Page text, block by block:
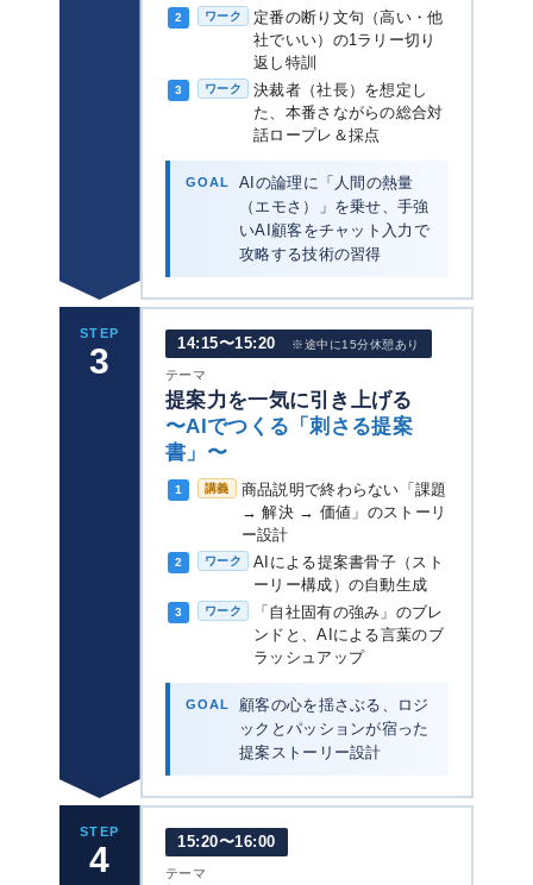
2 ワーク
定番の断り文句（高い・他
社でいい）の1ラリー切り
返し特訓
3 ワーク
決裁者（社長）を想定し
た、本番さながらの総合対
話ロープレ＆採点
GOAL
AIの論理に「人間の熱量
（エモさ）」を乗せ、手強
いAI顧客をチャット入力で
攻略する技術の習得
STEP
3 14:15〜15:20 ※途中に15分休憩あり
テーマ
提案力を一気に引き上げる
〜AIでつくる「刺さる提案
書」〜
1 講義
商品説明で終わらない「課題
→ 解決 → 価値」のストーリ
ー設計
2 ワーク
AIによる提案書骨子（スト
ーリー構成）の自動生成
3 ワーク
「自社固有の強み」のブレ
ンドと、AIによる言葉のブ
ラッシュアップ
GOAL
顧客の心を揺さぶる、ロジ
ックとパッションが宿った
提案ストーリー設計
STEP
4 15:20〜16:00
テーマ